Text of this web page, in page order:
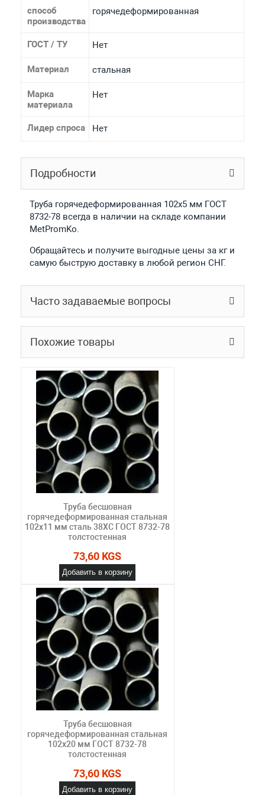
способ
производства
горячедеформированная
ГОСТ / ТУ Нет
Материал стальная
Марка
материала
Нет
Лидер спроса Нет
Подробности
Труба горячедеформированная 102х5 мм ГОСТ
8732-78 всегда в наличии на складе компании
MetPromKo.
Обращайтесь и получите выгодные цены за кг и
самую быструю доставку в любой регион СНГ.
Часто задаваемые вопросы
Похожие товары
Труба бесшовная
горячедеформированная стальная
102х11 мм сталь 38ХС ГОСТ 8732-78
толстостенная
73,60 KGS
Добавить в корзину
Труба бесшовная
горячедеформированная стальная
102х20 мм ГОСТ 8732-78
толстостенная
73,60 KGS
Добавить в корзину